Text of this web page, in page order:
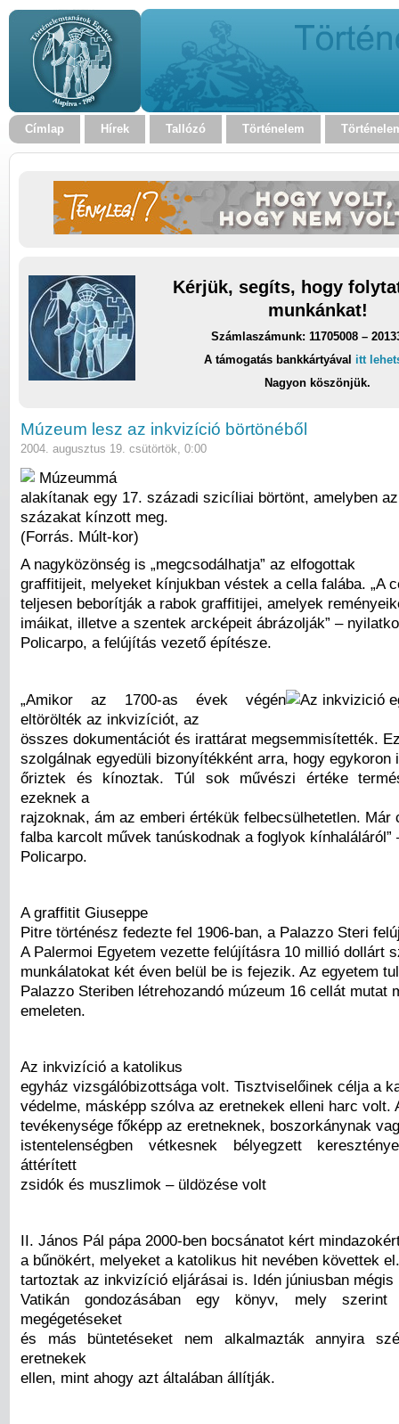
Címlap Hírek Tallózó Történelem
Kérjük, segíts, hogy
munkánkat!
Számlaszámunk: 11705008 –
A támogatás bankkártyával itt
Nagyon köszönjük.
Múzeum lesz az inkvizíció börtönéből
2004. augusztus 19. csütörtök, 0:00
Múzeummá
alakítanak egy 17. századi szicíliai börtönt, amelyben
százakat kínzott meg.
(Forrás. Múlt-kor)
A nagyközönség is „megcsodálhatja” az elfogottak
graffitijeit, melyeket kínjukban véstek a cella falába. „A
teljesen beborítják a rabok graffitijei, amelyek
imáikat, illetve a szentek arcképeit ábrázolják” –
Policarpo, a felújítás vezető építésze.
„Amikor az 1700-as évek végén
eltörölték az inkvizíciót, az
összes dokumentációt és irattárat megsemmisítették.
szolgálnak egyedüli bizonyítékként arra, hogy egykoron
őriztek és kínoztak. Túl sok művészi értéke
ezeknek a
rajzoknak, ám az emberi értékük felbecsülhetetlen. Már
falba karcolt művek tanúskodnak a foglyok kínhaláláról”
Policarpo.
A graffitit Giuseppe
Pitre történész fedezte fel 1906-ban, a Palazzo Steri
A Palermoi Egyetem vezette felújításra 10 millió dollárt
munkálatokat két éven belül be is fejezik. Az egyetem
Palazzo Steriben létrehozandó múzeum 16 cellát mutat
emeleten.
Az inkvizíció a katolikus
egyház vizsgálóbizottsága volt. Tisztviselőinek célja a
védelme, másképp szólva az eretnekek elleni harc volt.
tevékenysége főképp az eretneknek, boszorkánynak
istentelenségben vétkesnek bélyegzett
áttérített
zsidók és muszlimok – üldözése volt
II. János Pál pápa 2000-ben bocsánatot kért
a bűnökért, melyeket a katolikus hit nevében követtek
tartoztak az inkvizíció eljárásai is. Idén júniusban mégis
Vatikán gondozásában egy könyv, mely
megégetéseket
és más büntetéseket nem alkalmazták annyira
eretnekek
ellen, mint ahogy azt általában állítják.